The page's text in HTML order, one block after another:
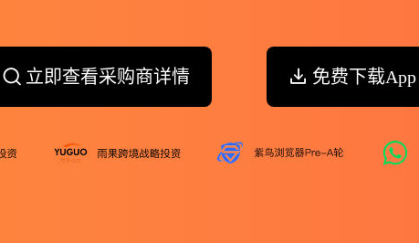
立即查看采购商详情 免费下载App